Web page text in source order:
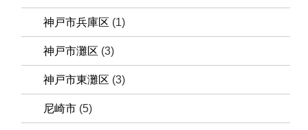
神戸市兵庫区 (1)
神戸市灘区 (3)
神戸市東灘区 (3)
尼崎市 (5)